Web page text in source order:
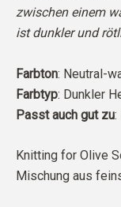
zwischen einem
ist dunkler und
Farbton: Neutral-
Farbtyp: Dunkler
Passt auch gut zu:
Knitting for Olive
Mischung aus